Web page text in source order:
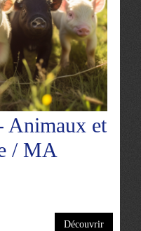
Animaux et
/ MA
Découvrir